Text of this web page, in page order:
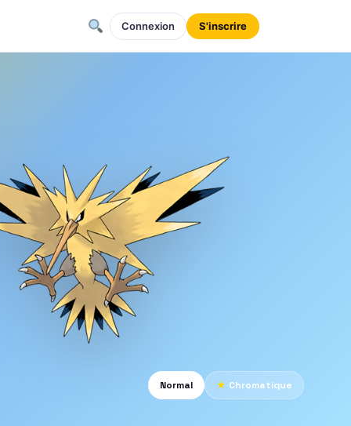
Connexion S'inscrire
Normal
★ Chromatique